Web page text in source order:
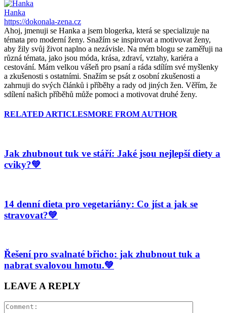
Hanka
https://dokonala-zena.cz
Ahoj, jmenuji se Hanka a jsem blogerka, která se specializuje na
témata pro moderní ženy. Snažím se inspirovat a motivovat ženy,
aby žily svůj život naplno a nezávisle. Na mém blogu se zaměřuji na
různá témata, jako jsou móda, krása, zdraví, vztahy, kariéra a
cestování. Mám velkou vášeň pro psaní a ráda sdílím své myšlenky
a zkušenosti s ostatními. Snažím se psát z osobní zkušenosti a
zahrnuji do svých článků i příběhy a rady od jiných žen. Věřím, že
sdílení našich příběhů může pomoci a motivovat druhé ženy.
RELATED ARTICLESMORE FROM AUTHOR
Jak zhubnout tuk ve stáří: Jaké jsou nejlepší diety a
cviky?💚
14 denní dieta pro vegetariány: Co jíst a jak se
stravovat?💚
Řešení pro svalnaté břicho: jak zhubnout tuk a
nabrat svalovou hmotu.💚
LEAVE A REPLY